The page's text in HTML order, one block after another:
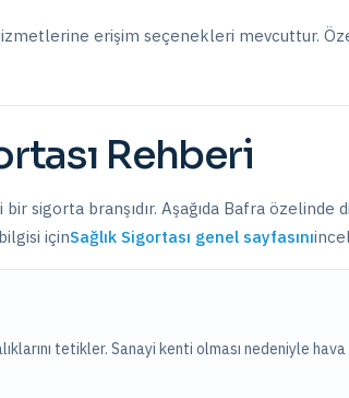
erişim seçenekleri mevcuttur.
Rehberi
sigorta branşıdır. Aşağıda Bafra özelinde
içinSağlık Sigortası genel sayfasını
tetikler. Sanayi kenti olması nedeniyle hava